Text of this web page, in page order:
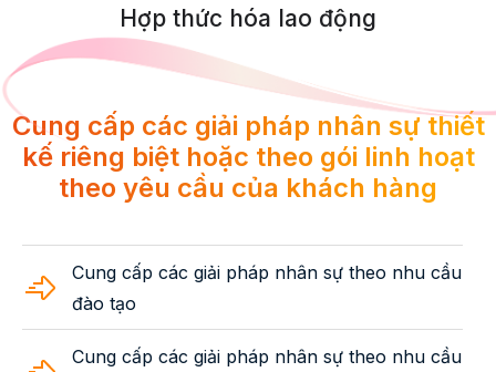
Hợp thức hóa lao động
Cung cấp các giải pháp nhân sự thiết
kế riêng biệt hoặc theo gói linh hoạt
theo yêu cầu của khách hàng
Cung cấp các giải pháp nhân sự theo nhu cầu
đào tạo
Cung cấp các giải pháp nhân sự theo nhu cầu